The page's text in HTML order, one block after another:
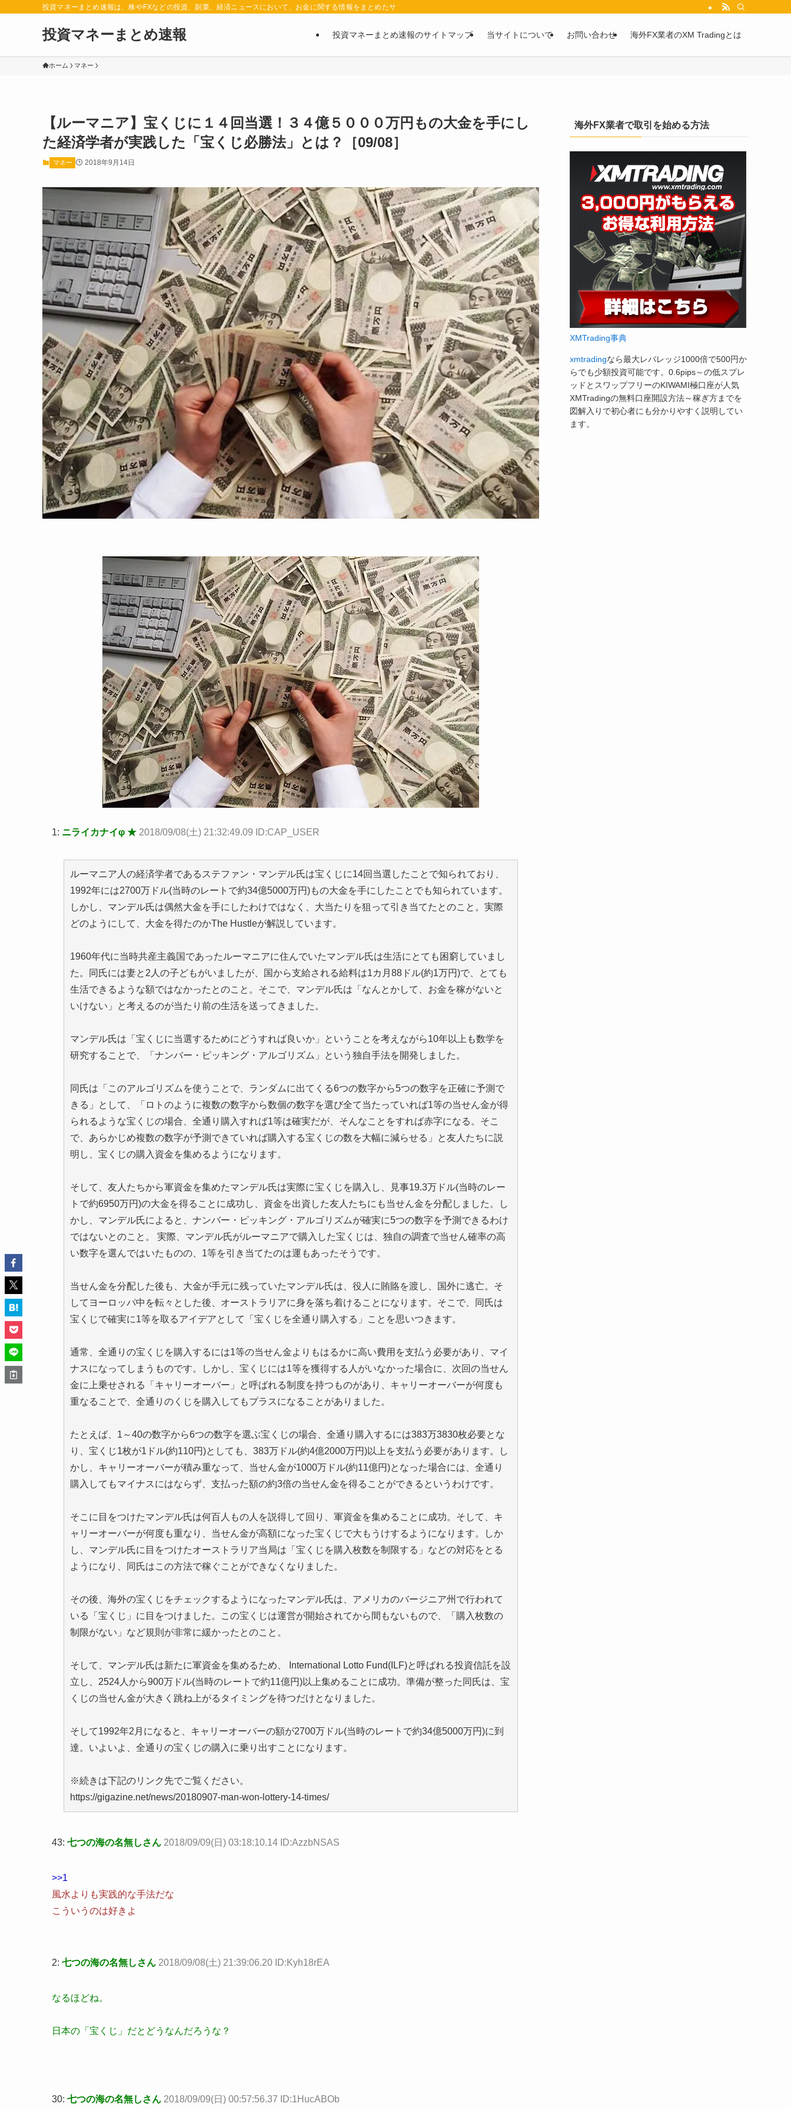
投資マネーまとめ速報は、株やFXなどの投資、副業、経済ニュースにおいて、お金に関する情報をまとめたサイトです。お金に関する情報の口コミや評判を2chや5chからピックアップしています。
投資マネーまとめ速報 投資マネーまとめ速報のサイトマップ 当サイトについて お問い合わせ 海外FX業者のXM Tradingとは
ホーム マネー
【ルーマニア】宝くじに１４回当選！３４億５０００万円もの大金を手にし
た経済学者が実践した「宝くじ必勝法」とは？［09/08］
マネー 2018年9月14日
1: ニライカナイφ ★ 2018/09/08(土) 21:32:49.09 ID:CAP_USER
ルーマニア人の経済学者であるステファン・マンデル氏は宝くじに14回当選したことで知られており、
1992年には2700万ドル(当時のレートで約34億5000万円)もの大金を手にしたことでも知られています。
しかし、マンデル氏は偶然大金を手にしたわけではなく、大当たりを狙って引き当てたとのこと。実際
どのようにして、大金を得たのかThe Hustleが解説しています。
1960年代に当時共産主義国であったルーマニアに住んでいたマンデル氏は生活にとても困窮していまし
た。同氏には妻と2人の子どもがいましたが、国から支給される給料は1カ月88ドル(約1万円)で、とても
生活できるような額ではなかったとのこと。そこで、マンデル氏は「なんとかして、お金を稼がないと
いけない」と考えるのが当たり前の生活を送ってきました。
マンデル氏は「宝くじに当選するためにどうすれば良いか」ということを考えながら10年以上も数学を
研究することで、「ナンバー・ピッキング・アルゴリズム」という独自手法を開発しました。
同氏は「このアルゴリズムを使うことで、ランダムに出てくる6つの数字から5つの数字を正確に予測で
きる」として、「ロトのように複数の数字から数個の数字を選び全て当たっていれば1等の当せん金が得
られるような宝くじの場合、全通り購入すれば1等は確実だが、そんなことをすれば赤字になる。そこ
で、あらかじめ複数の数字が予測できていれば購入する宝くじの数を大幅に減らせる」と友人たちに説
明し、宝くじの購入資金を集めるようになります。
そして、友人たちから軍資金を集めたマンデル氏は実際に宝くじを購入し、見事19.3万ドル(当時のレー
トで約6950万円)の大金を得ることに成功し、資金を出資した友人たちにも当せん金を分配しました。し
かし、マンデル氏によると、ナンバー・ピッキング・アルゴリズムが確実に5つの数字を予測できるわけ
ではないとのこと。 実際、マンデル氏がルーマニアで購入した宝くじは、独自の調査で当せん確率の高
い数字を選んではいたものの、1等を引き当てたのは運もあったそうです。
当せん金を分配した後も、大金が手元に残っていたマンデル氏は、役人に賄賂を渡し、国外に逃亡。そ
してヨーロッパ中を転々とした後、オーストラリアに身を落ち着けることになります。そこで、同氏は
宝くじで確実に1等を取るアイデアとして「宝くじを全通り購入する」ことを思いつきます。
通常、全通りの宝くじを購入するには1等の当せん金よりもはるかに高い費用を支払う必要があり、マイ
ナスになってしまうものです。しかし、宝くじには1等を獲得する人がいなかった場合に、次回の当せん
金に上乗せされる「キャリーオーバー」と呼ばれる制度を持つものがあり、キャリーオーバーが何度も
重なることで、全通りのくじを購入してもプラスになることがありました。
たとえば、1～40の数字から6つの数字を選ぶ宝くじの場合、全通り購入するには383万3830枚必要とな
り、宝くじ1枚が1ドル(約110円)としても、383万ドル(約4億2000万円)以上を支払う必要があります。し
かし、キャリーオーバーが積み重なって、当せん金が1000万ドル(約11億円)となった場合には、全通り
購入してもマイナスにはならず、支払った額の約3倍の当せん金を得ることができるというわけです。
そこに目をつけたマンデル氏は何百人もの人を説得して回り、軍資金を集めることに成功。そして、キ
ャリーオーバーが何度も重なり、当せん金が高額になった宝くじで大もうけするようになります。しか
し、マンデル氏に目をつけたオーストラリア当局は「宝くじを購入枚数を制限する」などの対応をとる
ようになり、同氏はこの方法で稼ぐことができなくなりました。
その後、海外の宝くじをチェックするようになったマンデル氏は、アメリカのバージニア州で行われて
いる「宝くじ」に目をつけました。この宝くじは運営が開始されてから間もないもので、「購入枚数の
制限がない」など規則が非常に緩かったとのこと。
そして、マンデル氏は新たに軍資金を集めるため、 International Lotto Fund(ILF)と呼ばれる投資信託を設
立し、2524人から900万ドル(当時のレートで約11億円)以上集めることに成功。準備が整った同氏は、宝
くじの当せん金が大きく跳ね上がるタイミングを待つだけとなりました。
そして1992年2月になると、キャリーオーバーの額が2700万ドル(当時のレートで約34億5000万円)に到
達。いよいよ、全通りの宝くじの購入に乗り出すことになります。
※続きは下記のリンク先でご覧ください。
https://gigazine.net/news/20180907-man-won-lottery-14-times/
43: 七つの海の名無しさん 2018/09/09(日) 03:18:10.14 ID:AzzbNSAS
>>1
風水よりも実践的な手法だな
こういうのは好きよ
2: 七つの海の名無しさん 2018/09/08(土) 21:39:06.20 ID:Kyh18rEA
なるほどね。
日本の「宝くじ」だとどうなんだろうな？
30: 七つの海の名無しさん 2018/09/09(日) 00:57:56.37 ID:1HucABOb
海外FX業者で取引を始める方法
XMTrading事典
xmtradingなら最大レバレッジ1000倍で500円か
らでも少額投資可能です。0.6pips～の低スプレ
ッドとスワップフリーのKIWAMI極口座が人気
XMTradingの無料口座開設方法～稼ぎ方までを
図解入りで初心者にも分かりやすく説明してい
ます。